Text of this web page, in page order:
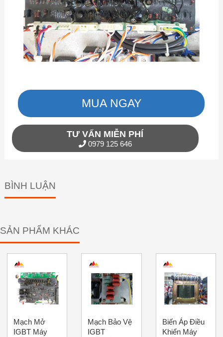
MUA NGAY
TƯ VẤN MIỄN PHÍ
0979 125 646
BÌNH LUẬN
SẢN PHẨM KHÁC
Mạch Mở
IGBT Máy
Mạch Bảo Vệ
IGBT
Biến Áp Điều
Khiển Máy